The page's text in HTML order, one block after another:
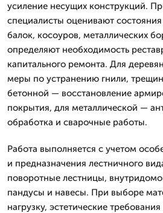
усиление несущих конструкций.
специалисты оценивают
балок, косоуров, металлических
определяют необходимость
капитального ремонта. Для
меры по устранению гнили,
бетонной — восстановление
покрытия, для металлической —
обработка и сварочные работы.
Работа выполняется с учетом
и предназначения лестничного
поворотные лестницы,
пандусы и навесы. При выборе
нагрузку, эстетические